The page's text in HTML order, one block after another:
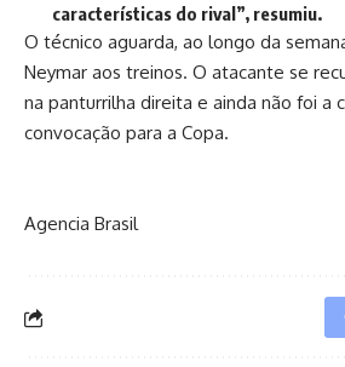
características do rival”, resumiu.
O técnico aguarda, ao longo da
Neymar aos treinos. O atacante se
na panturrilha direita e ainda não foi a
convocação para a Copa.
Agencia Brasil